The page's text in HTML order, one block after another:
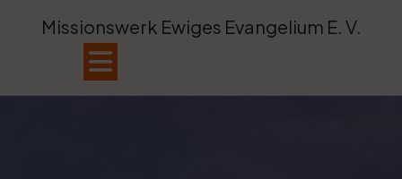
Missionswerk Ewiges Evangelium E. V.
Button